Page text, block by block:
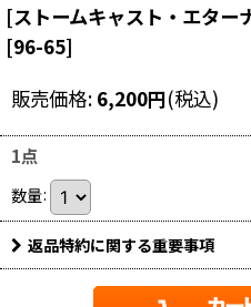
[ストームキャスト・エター
[96-65]
販売価格: 6,200円(税込)
1点
数量:
返品特約に関する重要事項